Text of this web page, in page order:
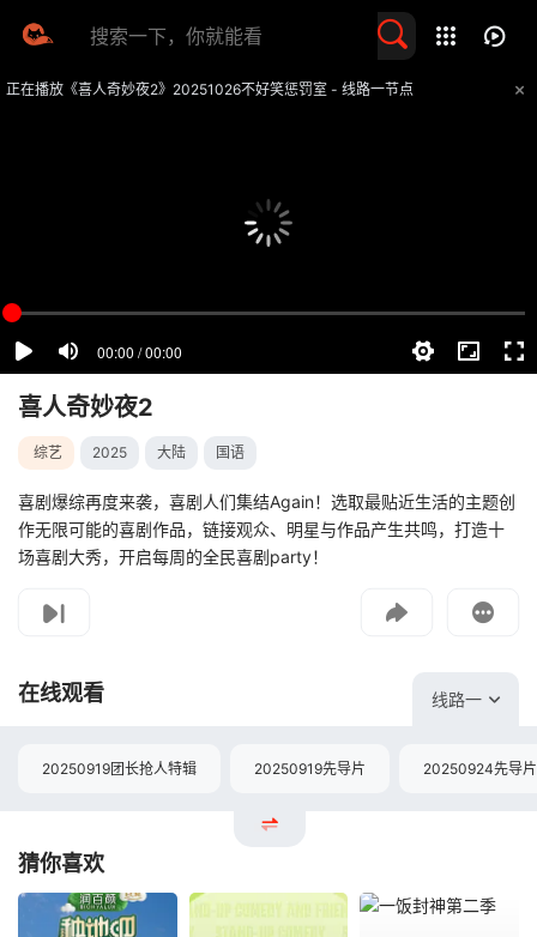
正在播放《喜人奇妙夜2》20251026不好笑惩罚室 - 线路一节点
喜人奇妙夜2
综艺 2025 大陆 国语
喜剧爆综再度来袭，喜剧人们集结Again！选取最贴近生活的主题创
作无限可能的喜剧作品，链接观众、明星与作品产生共鸣，打造十
场喜剧大秀，开启每周的全民喜剧party！
如遇无法播放请提交给我们
在线观看 线路一
20250919团长抢人特辑 20250919先导片 20250924先导片
猜你喜欢